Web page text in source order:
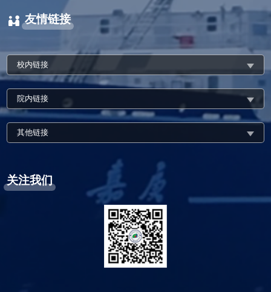
友情链接
校内链接
院内链接
其他链接
关注我们